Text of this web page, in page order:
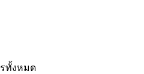
ทั้งหมด